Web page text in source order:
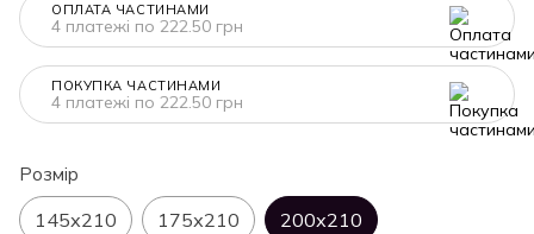
ОПЛАТА ЧАСТИНАМИ
4 платежі по 222.50 грн
ПОКУПКА ЧАСТИНАМИ
4 платежі по 222.50 грн
Розмір
145х210 175х210 200х210